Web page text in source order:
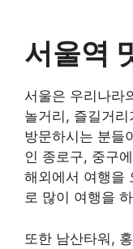
서울역
서울은 우리나라
놀거리, 즐길거
방문하시는 분들
인 종로구, 중구
해외에서 여행을
로 많이 여행을
또한 남산타워,